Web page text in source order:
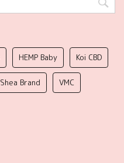
HEMP Baby Koi CBD
Shea Brand VMC